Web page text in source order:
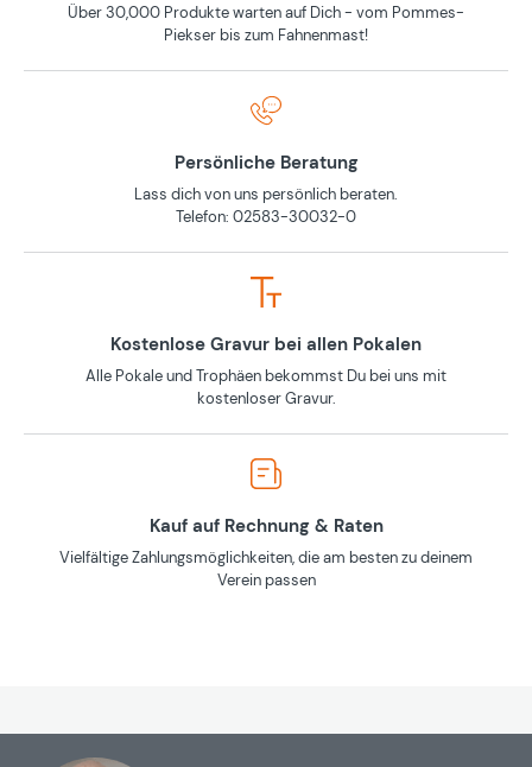
Über 30,000 Produkte warten auf Dich - vom Pommes-
Piekser bis zum Fahnenmast!
Persönliche Beratung
Lass dich von uns persönlich beraten.
Telefon: 02583-30032-0
Kostenlose Gravur bei allen Pokalen
Alle Pokale und Trophäen bekommst Du bei uns mit
kostenloser Gravur.
Kauf auf Rechnung & Raten
Vielfältige Zahlungsmöglichkeiten, die am besten zu deinem
Verein passen